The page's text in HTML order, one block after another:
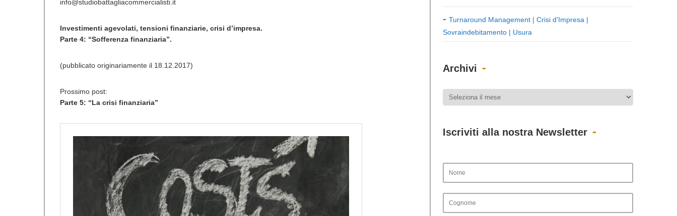
info@studiobattagliacommercialisti.it
Investimenti agevolati, tensioni finanziarie, crisi d’impresa.
Parte 4: “Sofferenza finanziaria”.
(pubblicato originariamente il 18.12.2017)
Prossimo post:
Parte 5: “La crisi finanziaria”
Turnaround Management | Crisi d'Impresa |
Sovraindebitamento | Usura
Archivi
Iscriviti alla nostra Newsletter